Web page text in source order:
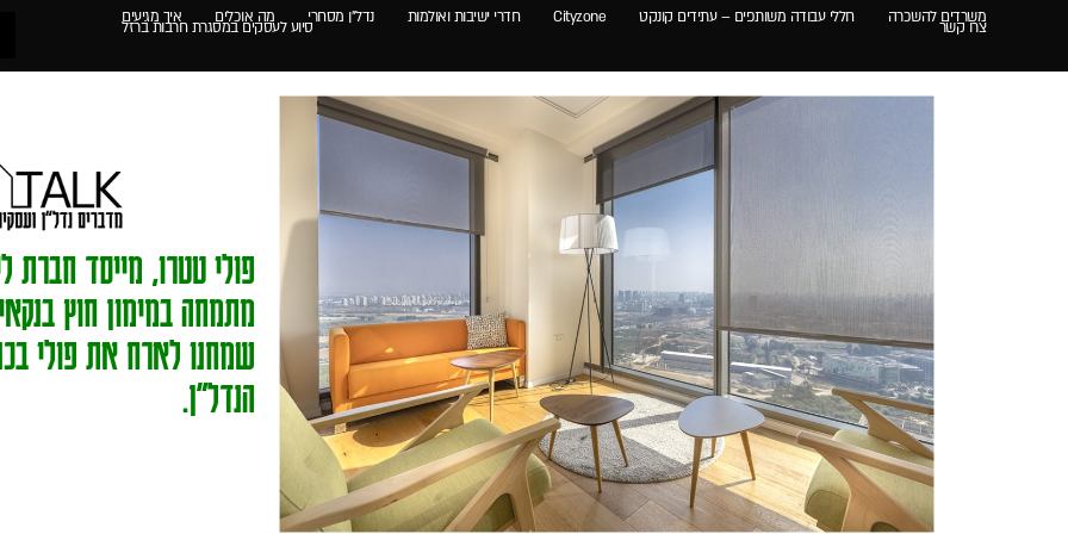
TEST_POD
עתידים
משרדים להשכרה חללי עבודה משותפים – עתידים קונקט Cityzone חדרי ישיבות ואולמות נדל"ן מסחרי מה אוכלים איך מגיעים
צרו קשר סיוע לעסקים במסגרת חרבות ברזל
פולי טטרו, מייסד חברת
מתמחה במימון חוץ
שמחנו לארח את פולי
הנדל"ן.